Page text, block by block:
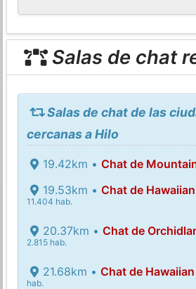
Salas de chat
Salas de chat de las
cercanas a Hilo
19.42km • Chat de
19.53km • Chat de
11.404 hab.
20.37km • Chat de
2.815 hab.
21.68km • Chat de
hab.